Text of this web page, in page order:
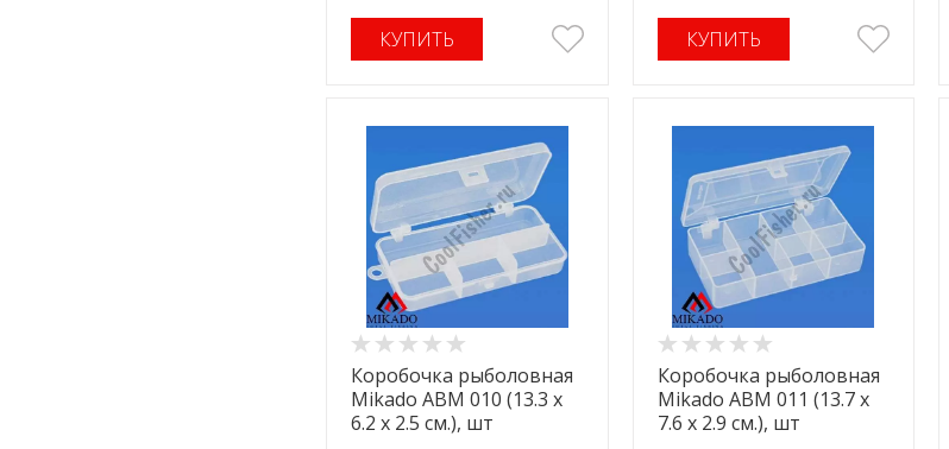
КУПИТЬ КУПИТЬ
Коробочка рыболовная
Mikado ABM 010 (13.3 x
6.2 x 2.5 см.), шт
Коробочка рыболовная
Mikado ABM 011 (13.7 x
7.6 x 2.9 см.), шт